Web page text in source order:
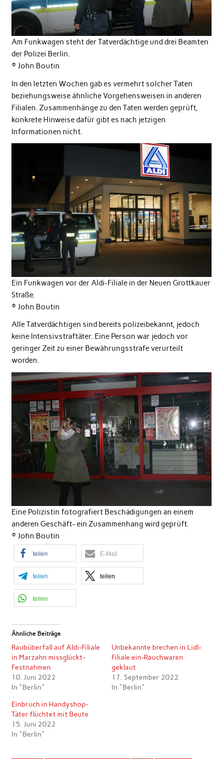
Am Funkwagen steht der Tatverdächtige und drei Beamten
der Polizei Berlin.
© John Boutin
In den letzten Wochen gab es vermehrt solcher Taten
beziehungsweise ähnliche Vorgehensweisen in anderen
Filialen. Zusammenhänge zu den Taten werden geprüft,
konkrete Hinweise dafür gibt es nach jetzigen
Informationen nicht.
Ein Funkwagen vor der Aldi-Filiale in der Neuen Grottkauer
Straße.
© John Boutin
Alle Tatverdächtigen sind bereits polizeibekannt, jedoch
keine Intensivstraftäter. Eine Person war jedoch vor
geringer Zeit zu einer Bewährungsstrafe verurteilt
worden.
Eine Polizistin fotografiert Beschädigungen an einem
anderen Geschäft- ein Zusammenhang wird geprüft.
© John Boutin
teilen E-Mail
teilen teilen
teilen
Ähnliche Beiträge
Raubüberfall auf Aldi-Filiale
in Marzahn missglückt-
Festnahmen
10. Juni 2022
In "Berlin"
Unbekannte brechen in Lidl-
Filiale ein-Rauchwaren
geklaut
17. September 2022
In "Berlin"
Einbruch in Handyshop-
Täter flüchtet mit Beute
15. Juni 2022
In "Berlin"